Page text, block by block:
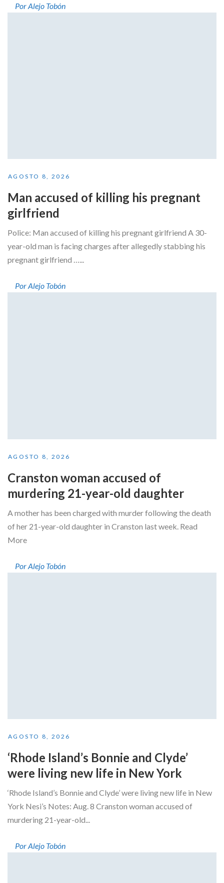
Por Alejo Tobón
AGOSTO 8, 2026
Man accused of killing his pregnant
girlfriend
Police: Man accused of killing his pregnant girlfriend A 30-
year-old man is facing charges after allegedly stabbing his
pregnant girlfriend …...
Por Alejo Tobón
AGOSTO 8, 2026
Cranston woman accused of
murdering 21-year-old daughter
A mother has been charged with murder following the death
of her 21-year-old daughter in Cranston last week. Read
More
Por Alejo Tobón
AGOSTO 8, 2026
‘Rhode Island’s Bonnie and Clyde’
were living new life in New York
‘Rhode Island’s Bonnie and Clyde’ were living new life in New
York Nesi’s Notes: Aug. 8 Cranston woman accused of
murdering 21-year-old...
Por Alejo Tobón